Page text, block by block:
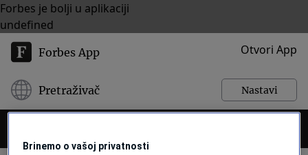
Forbes je bolji u aplikaciji
undefined
Forbes App Otvori App
Pretraživač Nastavi
Brinemo o vašoj privatnosti